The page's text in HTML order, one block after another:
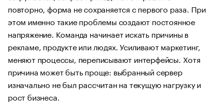
повторно, форма не сохраняется с первого раза. При
этом именно такие проблемы создают постоянное
напряжение. Команда начинает искать причины в
рекламе, продукте или людях. Усиливают маркетинг,
меняют процессы, переписывают интерфейсы. Хотя
причина может быть проще: выбранный сервер
изначально не был рассчитан на текущую нагрузку и
рост бизнеса.